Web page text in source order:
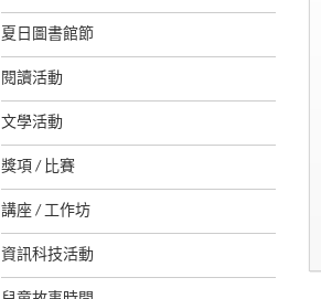
夏日圖書館節
閱讀活動
文學活動
獎項 / 比賽
講座 / 工作坊
資訊科技活動